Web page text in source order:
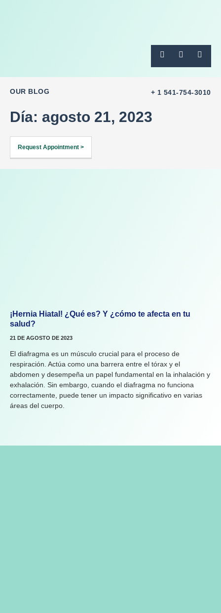
OUR BLOG + 1 541-754-3010
Día: agosto 21, 2023
Request Appointment >
¡Hernia Hiatal! ¿Qué es? Y ¿cómo te afecta en tu
salud?
21 DE AGOSTO DE 2023
El diafragma es un músculo crucial para el proceso de
respiración. Actúa como una barrera entre el tórax y el
abdomen y desempeña un papel fundamental en la inhalación y
exhalación. Sin embargo, cuando el diafragma no funciona
correctamente, puede tener un impacto significativo en varias
áreas del cuerpo.